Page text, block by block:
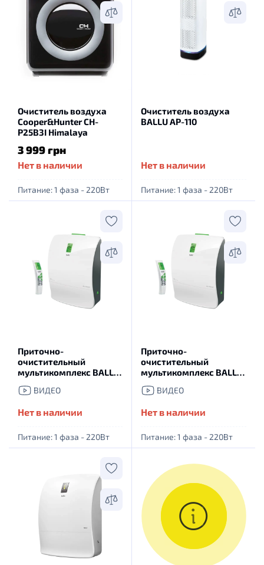
Очиститель воздуха
Cooper&Hunter CH-
P25B3I Himalaya
3 999 грн
Нет в наличии
Питание: 1 фаза - 220Вт
Очиститель воздуха
BALLU AP-110
Нет в наличии
Питание: 1 фаза - 220Вт
Приточно-
очистительный
мультикомплекс BALLU
WarmВИДЕО
Нет в наличии
Питание: 1 фаза - 220Вт
Приточно-
очистительный
мультикомплекс BALLU
BaseВИДЕО
Нет в наличии
Питание: 1 фаза - 220Вт